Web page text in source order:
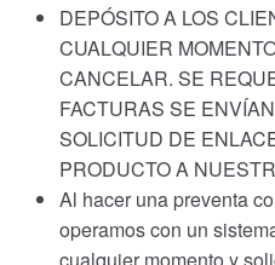
DEPÓSITO A LOS
CUALQUIER
CANCELAR. SE
FACTURAS SE
SOLICITUD DE
PRODUCTO A
Al hacer una preventa
operamos con un